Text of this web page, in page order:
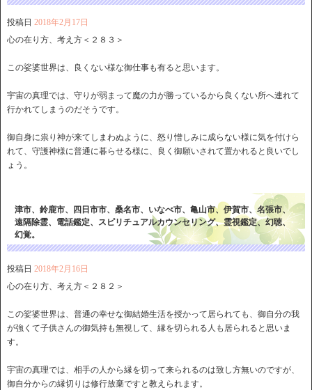
投稿日 2018年2月17日
心の在り方、考え方＜２８３＞
この娑婆世界は、良くない様な御仕事も有ると思います。
宇宙の真理では、守りが弱まって魔の力が勝っているから良くない所へ連れて
行かれてしまうのだそうです。
御自身に祟り神が来てしまわぬように、怒り憎しみに成らない様に気を付けら
れて、守護神様に普通に暮らせる様に、良く御願いされて置かれると良いでし
ょう。
津市、鈴鹿市、四日市市、桑名市、いなべ市、亀山市、伊賀市、名張市、
遠隔除霊、電話鑑定、スピリチュアルカウンセリング、霊視鑑定、幻聴、
幻覚。
投稿日 2018年2月16日
心の在り方、考え方＜２８２＞
この娑婆世界は、普通の幸せな御結婚生活を授かって居られても、御自分の我
が強くて子供さんの御気持も無視して、縁を切られる人も居られると思いま
す。
宇宙の真理では、相手の人から縁を切って来られるのは致し方無いのですが、
御自分からの縁切りは修行放棄ですと教えられます。